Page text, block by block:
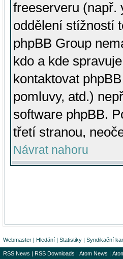
freeserveru (např.
oddělení stížností
phpBB Group
kdo a kde
kontaktovat
pomluvy, atd.)
software phpBB.
třetí stranou,
Návrat nahoru
Webmaster | Hledání | Statistiky | Syndikační
RSS News | RSS Downloads | Atom News |